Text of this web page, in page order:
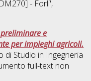
- Forli',
e
per impieghi agricoli.
di Studio in Ingegneria
full-text non